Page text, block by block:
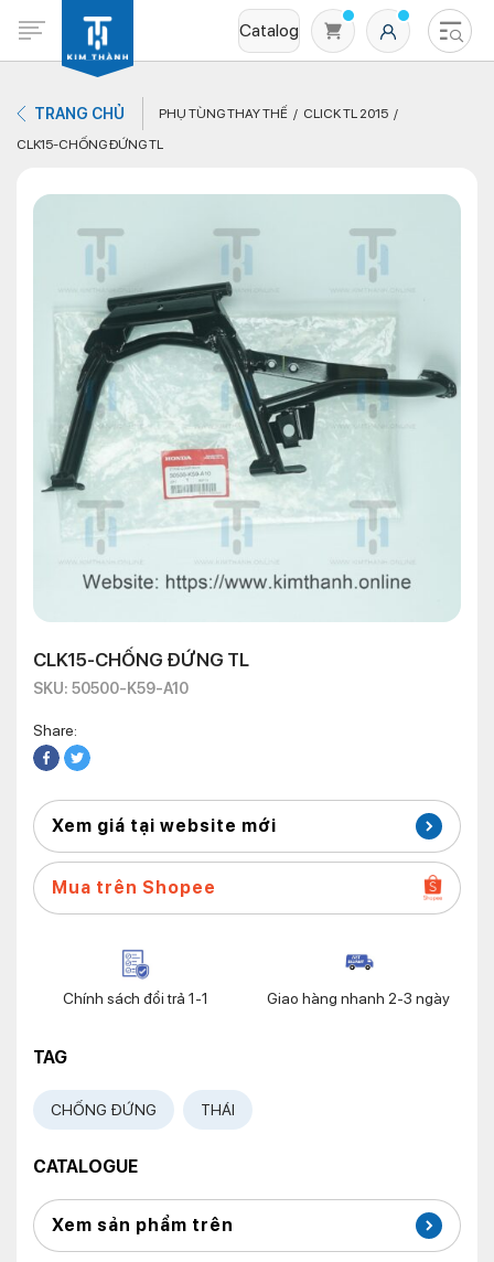
Catalog
Không có sản phẩm nào trong giỏ hàng
TRANG CHỦ PHỤ TÙNG THAY THẾ
CLICK TL 2015
CLK15-CHỐNG ĐỨNG TL
CLK15-CHỐNG ĐỨNG TL
SKU: 50500-K59-A10
Share:
Xem giá tại website mới
Mua trên Shopee
Chính sách đổi trả 1-1 Giao hàng nhanh 2-3 ngày
TAG
CHỐNG ĐỨNG THÁI
CATALOGUE
Xem sản phẩm trên